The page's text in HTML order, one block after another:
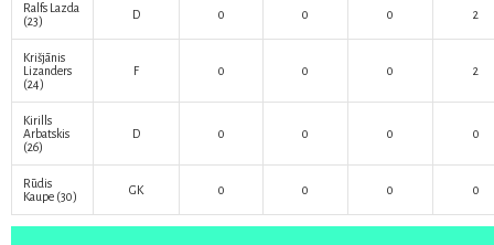
Ralfs Lazda
(23)
D 0 0 0 2
Krišjānis
Lizanders
(24)
F 0 0 0 2
Kirills
Arbatskis
(26)
D 0 0 0 0
Rūdis
Kaupe (30) GK 0 0 0 0